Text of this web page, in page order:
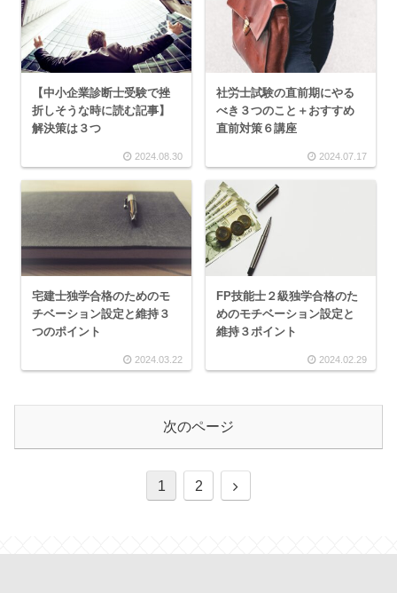
【中小企業診断士受験で挫
折しそうな時に読む記事】
解決策は３つ
2024.08.30
社労士試験の直前期にやる
べき３つのこと＋おすすめ
直前対策６講座
2024.07.17
宅建士独学合格のためのモ
チベーション設定と維持３
つのポイント
2024.03.22
FP技能士２級独学合格のた
めのモチベーション設定と
維持３ポイント
2024.02.29
次のページ
1 2